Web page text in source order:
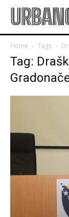
Home Tags
Tag: